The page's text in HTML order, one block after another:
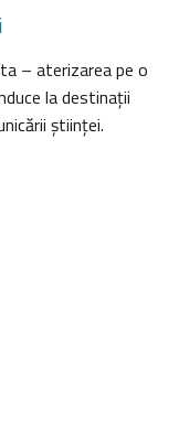
– aterizarea pe o
la destinații
științei.